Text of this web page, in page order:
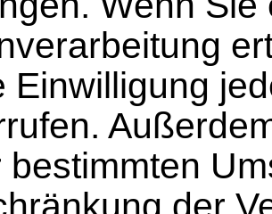
Einwilligung
bestimmten
der